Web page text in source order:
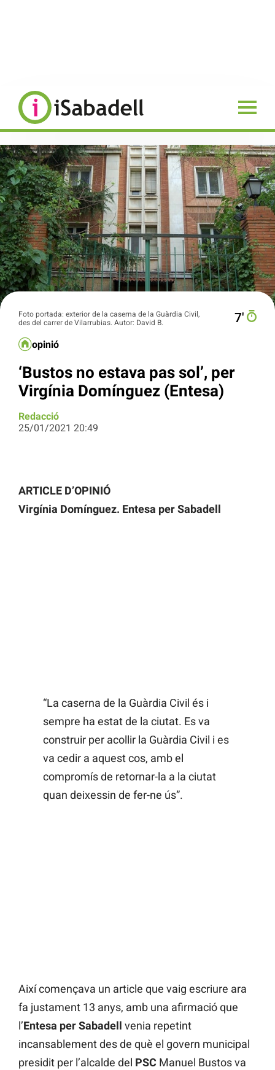
Foto portada: exterior de la caserna de la Guàrdia Civil,
des del carrer de Vilarrubias. Autor: David B.
7′
opinió
‘Bustos no estava pas sol’, per
Virgínia Domínguez (Entesa)
Redacció
25/01/2021 20:49
ARTICLE D’OPINIÓ
Virgínia Domínguez. Entesa per Sabadell
“La caserna de la Guàrdia Civil és i
sempre ha estat de la ciutat. Es va
construir per acollir la Guàrdia Civil i es
va cedir a aquest cos, amb el
compromís de retornar-la a la ciutat
quan deixessin de fer-ne ús”.
Així començava un article que vaig escriure ara
fa justament 13 anys, amb una afirmació que
l’Entesa per Sabadell venia repetint
incansablement des de què el govern municipal
presidit per l’alcalde del PSC Manuel Bustos va